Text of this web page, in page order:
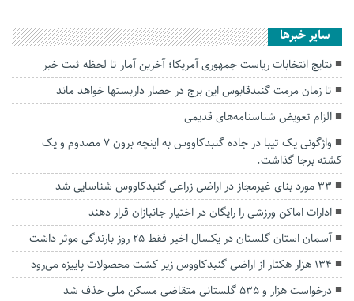
سایر خبرها
نتایج انتخابات ریاست جمهوری آمریکا؛ آخرین آمار تا لحظه ثبت خبر
تا زمان مرمت گنبدقابوس این برج در حصار داربستها خواهد ماند
الزام تعویض شناسنامه‌های قدیمی
واژگونی یک تیبا در جاده گنبدکاووس به اینچه برون ۷ مصدوم و یک
کشته برجا گذاشت.
۳۳ مورد بنای غیرمجاز در اراضی زراعی گنبدکاووس شناسایی شد
ادارات اماکن ورزشی را رایگان در اختیار جانبازان قرار دهند
آسمان استان گلستان در یکسال اخیر فقط ۲۵ روز بارندگی موثر داشت
۱۳۴ هزار هکتار از اراضی گنبدکاووس زیر کشت محصولات پاییزه می‌رود
درخواست هزار و ۵۳۵ گلستانی متقاضی مسکن ملی حذف شد